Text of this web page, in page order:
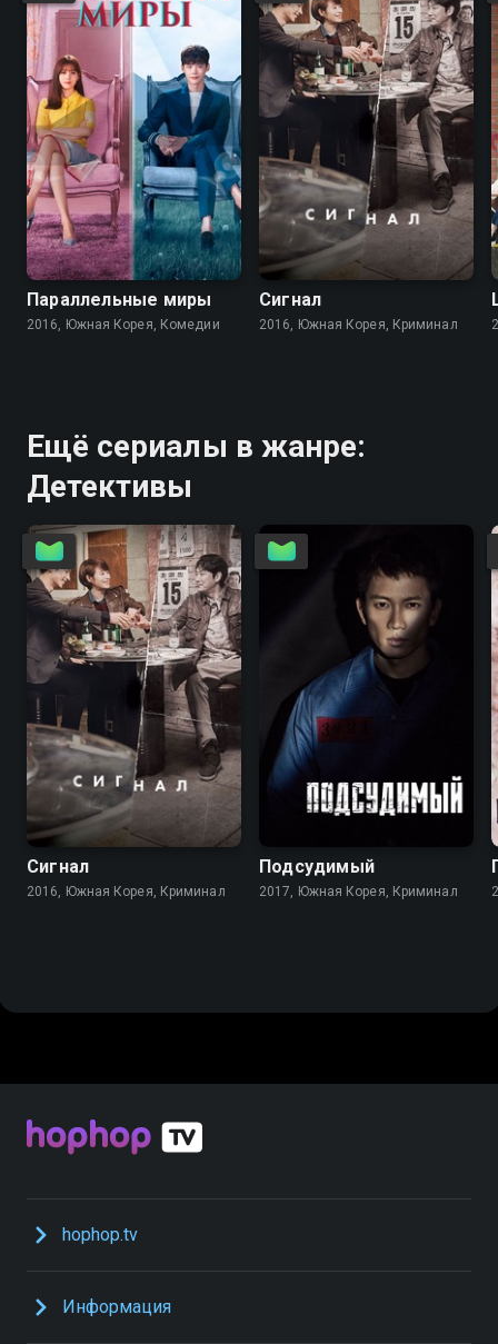
8.1 8.0
Параллельные миры
2016, Южная Корея, Комедии
8.2 8.5
Сигнал
2016, Южная Корея, Криминал
Ещё сериалы в жанре:
Детективы
8.2 8.5
Сигнал
2016, Южная Корея, Криминал
8.0
Подсудимый
2017, Южная Корея, Криминал
hophop.tv
Информация